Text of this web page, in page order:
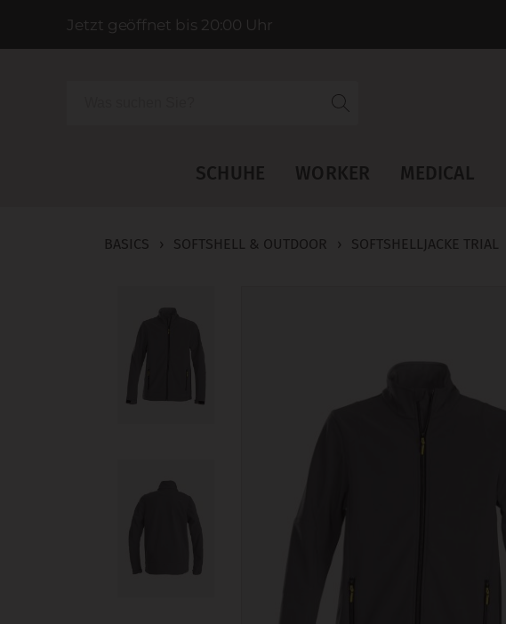
Jetzt geöffnet bis 20:00 Uhr
SCHUHE WORKER MEDICAL
BASICS › SOFTSHELL & OUTDOOR › SOFTSHELLJACKE TRIAL